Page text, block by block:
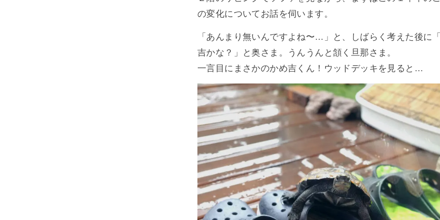
の変化についてお話を伺います。
「あんまり無いんですよね〜…」と、しばらく考えた後に
吉かな？」と奥さま。うんうんと頷く旦那さま。
一言目にまさかのかめ吉くん！ウッドデッキを見ると…